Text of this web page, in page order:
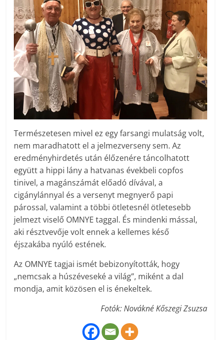
Természetesen mivel ez egy farsangi mulatság volt,
nem maradhatott el a jelmezverseny sem. Az
eredményhirdetés után élőzenére táncolhatott
együtt a hippi lány a hatvanas évekbeli copfos
tinivel, a magánszámát előadó dívával, a
cigánylánnyal és a versenyt megnyerő papi
párossal, valamint a többi ötletesnél ötletesebb
jelmezt viselő OMNYE taggal. És mindenki mással,
aki résztvevője volt ennek a kellemes késő
éjszakába nyúló estének.
Az OMNYE tagjai ismét bebizonyították, hogy
„nemcsak a húszéveseké a világ”, miként a dal
mondja, amit közösen el is énekeltek.
Fotók: Novákné Kőszegi Zsuzsa